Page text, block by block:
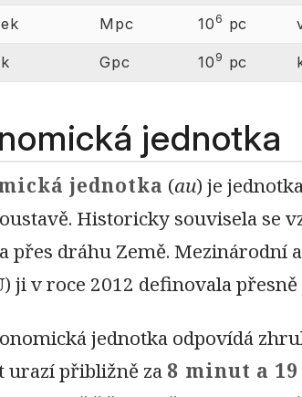
Mpc 106 pc
Gpc 10 9 pc
jednotka
jednotka (au) je
Historicky souvisela se
přes dráhu Země. Mezinárodní
ji v roce 2012 definovala
jednotka odpovídá
urazí přibližně za 8 minut a